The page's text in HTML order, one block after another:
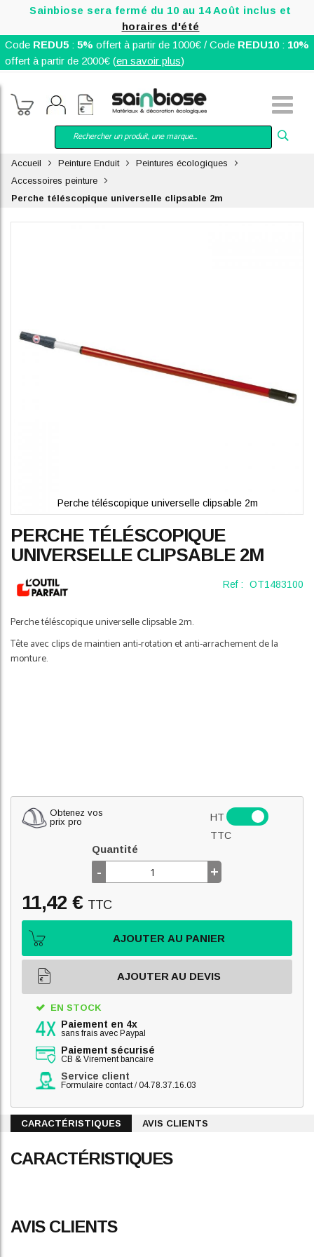
Sainbiose sera fermé du 10 au 14 Août inclus et
horaires d'été
Code REDU5: 5% offert à partir de 1000€ / Code REDU10: 10%
offert à partir de 2000€ (en savoir plus)
Accueil Peinture Enduit
Peintures écologiques
Accessoires peinture
Perche téléscopique universelle clipsable 2m
PERCHE TÉLÉSCOPIQUE
UNIVERSELLE CLIPSABLE 2M
Ref : OT1483100
Perche téléscopique universelle clipsable 2m.
Tête avec clips de maintien anti-rotation et anti-arrachement de la
monture.
Perche téléscopique universelle clipsable 2m
to
the
beginning
the
Obtenez vos
prix pro
HT
TTC
Quantité
- +
11,42 € TTC
AJOUTER AU PANIER
AJOUTER AU DEVIS
EN STOCK
Paiement en 4x
sans frais avec Paypal
Paiement sécurisé
CB & Virement bancaire
Service client
Formulaire contact/04.78.37.16.03
CARACTÉRISTIQUES AVIS CLIENTS
CARACTÉRISTIQUES
AVIS CLIENTS